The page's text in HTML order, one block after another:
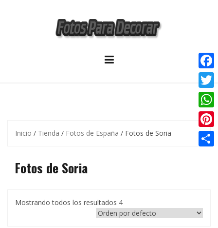
Inicio / Tienda / Fotos de España / Fotos de Soria
Fotos de Soria
Mostrando todos los resultados 4
F
a
c
e
b
T
w
i
W
h
a
p
P
r
a